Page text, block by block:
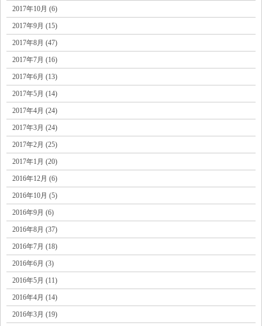
2017年10月 (6)
2017年9月 (15)
2017年8月 (47)
2017年7月 (16)
2017年6月 (13)
2017年5月 (14)
2017年4月 (24)
2017年3月 (24)
2017年2月 (25)
2017年1月 (20)
2016年12月 (6)
2016年10月 (5)
2016年9月 (6)
2016年8月 (37)
2016年7月 (18)
2016年6月 (3)
2016年5月 (11)
2016年4月 (14)
2016年3月 (19)